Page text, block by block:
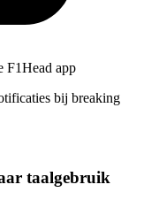
F1Head app
bij breaking
taalgebruik